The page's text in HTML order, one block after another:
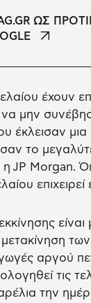
ΩΣ
έχουν
μην
έκλεισαν μια
το
η JP Morgan.
είναι
αργού
τις
την